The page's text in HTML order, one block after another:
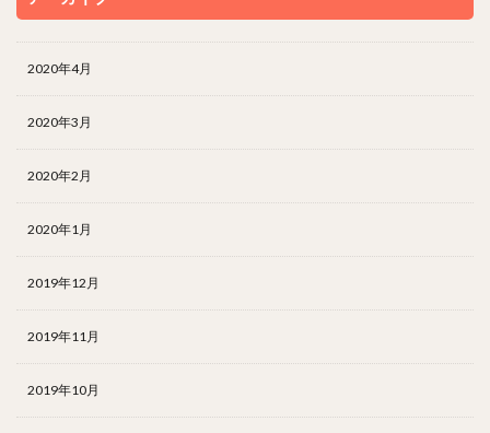
2020年4月
2020年3月
2020年2月
2020年1月
2019年12月
2019年11月
2019年10月